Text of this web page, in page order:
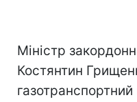
Міністр
Костянтин